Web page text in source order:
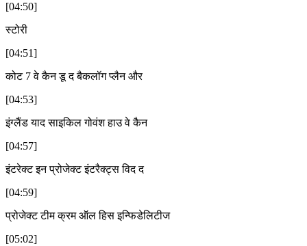
[04:50]
स्टोरी
[04:51]
कोट 7 वे कैन डू द बैकलॉग प्लैन और
[04:53]
इंग्लैंड याद साइकिल गोवंश हाउ वे कैन
[04:57]
इंटरेक्ट इन प्रोजेक्ट इंटरैक्ट्स विद द
[04:59]
प्रोजेक्ट टीम क्रम ऑल हिस इन्फिडेलिटीज
[05:02]